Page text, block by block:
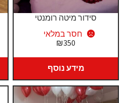
סידור מיטה רומנטי
חסר במלאי
₪350
מידע נוסף